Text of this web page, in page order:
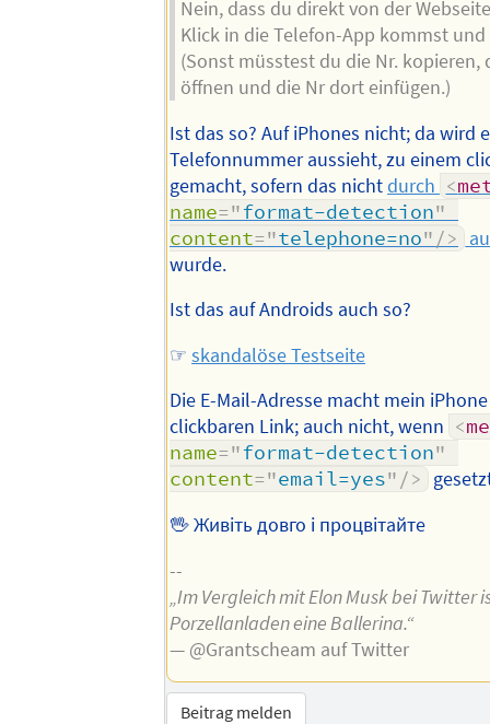
Nein, dass du direkt von der
Klick in die Telefon-App kommst
(Sonst müsstest du die Nr. kopieren,
öffnen und die Nr dort einfügen.)
Ist das so? Auf iPhones nicht; da wird
Telefonnummer aussieht, zu einem
gemacht, sofern das nichtdurch <
name="format-detection"
content="telephone=no" />
wurde.
Ist das auf Androids auch so?
☞skandalöse Testseite
Die E-Mail-Adresse macht mein
clickbaren Link; auch nicht, wenn <
name="format-detection"
content="email=yes" />
🖖 Живіть довго і процвітайте
--
„Im Vergleich mit Elon Musk bei Twitter
Porzellanladen eine Ballerina.“
— @Grantscheam auf Twitter
Beitrag melden